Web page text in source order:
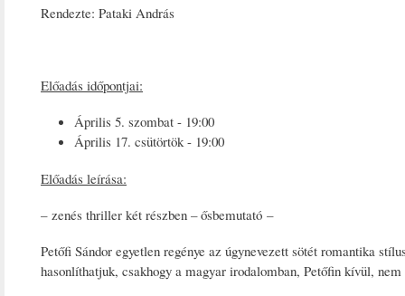
Rendezte: Pataki András
Előadás időpontjai:
Április 5. szombat - 19:00
Április 17. csütörtök - 19:00
Előadás leírása:
– zenés thriller két részben – ősbemutató –
Petőfi Sándor egyetlen regénye az úgynevezett sötét romantika
hasonlíthatjuk, csakhogy a magyar irodalomban, Petőfin kívül,